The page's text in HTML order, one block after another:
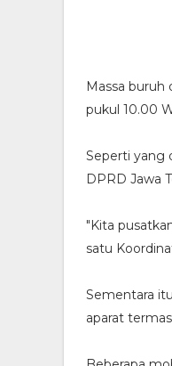
Massa buruh
pukul 10.00
Seperti yang
DPRD Jawa
"Kita
satu
Sementara
aparat